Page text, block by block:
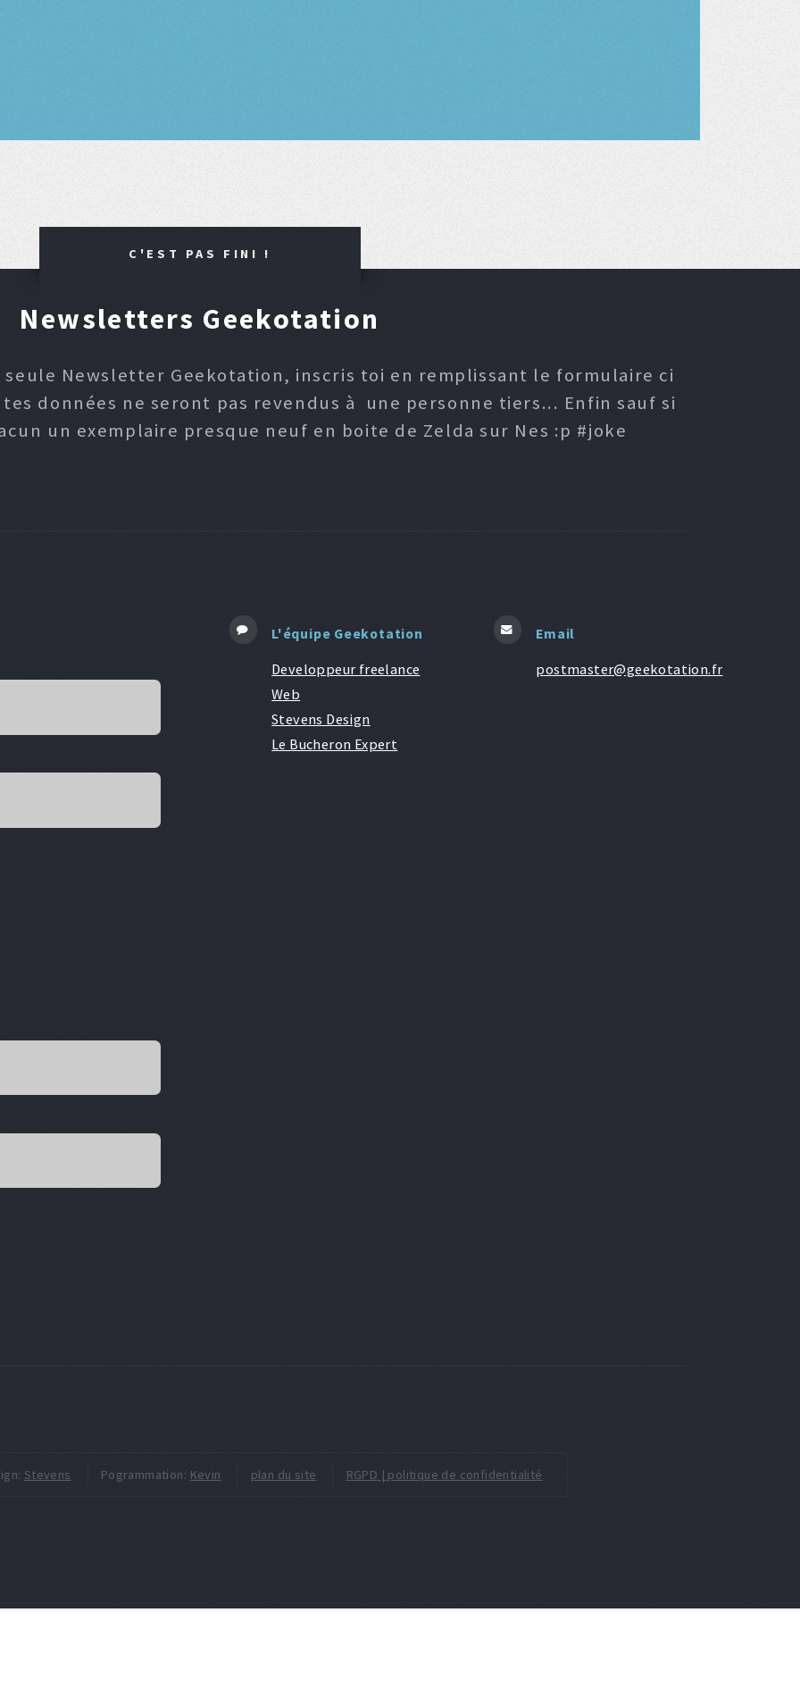
C'EST PAS FINI !
Newsletters Geekotation
seule Newsletter Geekotation, inscris toi en remplissant le formulaire ci
données ne seront pas revendus à une personne tiers... Enfin sauf si
un exemplaire presque neuf en boite de Zelda sur Nes :p #joke
L'équipe Geekotation
Developpeur freelance
Web
Stevens Design
Le Bucheron Expert
Email
postmaster@geekotation.fr
Stevens Pogrammation: Kevin plan du site RGPD | politique de confidentialité